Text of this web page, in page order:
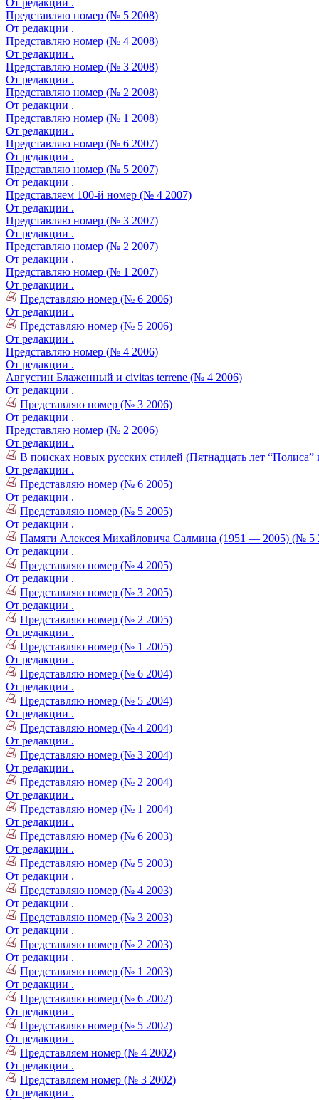
От редакции .
Представляю номер (№ 5 2008)
От редакции .
Представляю номер (№ 4 2008)
От редакции .
Представляю номер (№ 3 2008)
От редакции .
Представляю номер (№ 2 2008)
От редакции .
Представляю номер (№ 1 2008)
От редакции .
Представляю номер (№ 6 2007)
От редакции .
Представляю номер (№ 5 2007)
От редакции .
Представляем 100-й номер (№ 4 2007)
От редакции .
Представляю номер (№ 3 2007)
От редакции .
Представляю номер (№ 2 2007)
От редакции .
Представляю номер (№ 1 2007)
От редакции .
Представляю номер (№ 6 2006)
От редакции .
Представляю номер (№ 5 2006)
От редакции .
Представляю номер (№ 4 2006)
От редакции .
Августин Блаженный и civitas terrene (№ 4 2006)
От редакции .
Представляю номер (№ 3 2006)
От редакции .
Представляю номер (№ 2 2006)
От редакции .
В поисках новых русских стилей (Пятнадцать лет
От редакции .
Представляю номер (№ 6 2005)
От редакции .
Представляю номер (№ 5 2005)
От редакции .
Памяти Алексея Михайловича Салмина (1951 — 2005) (№ 5
От редакции .
Представляю номер (№ 4 2005)
От редакции .
Представляю номер (№ 3 2005)
От редакции .
Представляю номер (№ 2 2005)
От редакции .
Представляю номер (№ 1 2005)
От редакции .
Представляю номер (№ 6 2004)
От редакции .
Представляю номер (№ 5 2004)
От редакции .
Представляю номер (№ 4 2004)
От редакции .
Представляю номер (№ 3 2004)
От редакции .
Представляю номер (№ 2 2004)
От редакции .
Представляю номер (№ 1 2004)
От редакции .
Представляю номер (№ 6 2003)
От редакции .
Представляю номер (№ 5 2003)
От редакции .
Представляю номер (№ 4 2003)
От редакции .
Представляю номер (№ 3 2003)
От редакции .
Представляю номер (№ 2 2003)
От редакции .
Представляю номер (№ 1 2003)
От редакции .
Представляю номер (№ 6 2002)
От редакции .
Представляю номер (№ 5 2002)
От редакции .
Представляем номер (№ 4 2002)
От редакции .
Представляем номер (№ 3 2002)
От редакции .